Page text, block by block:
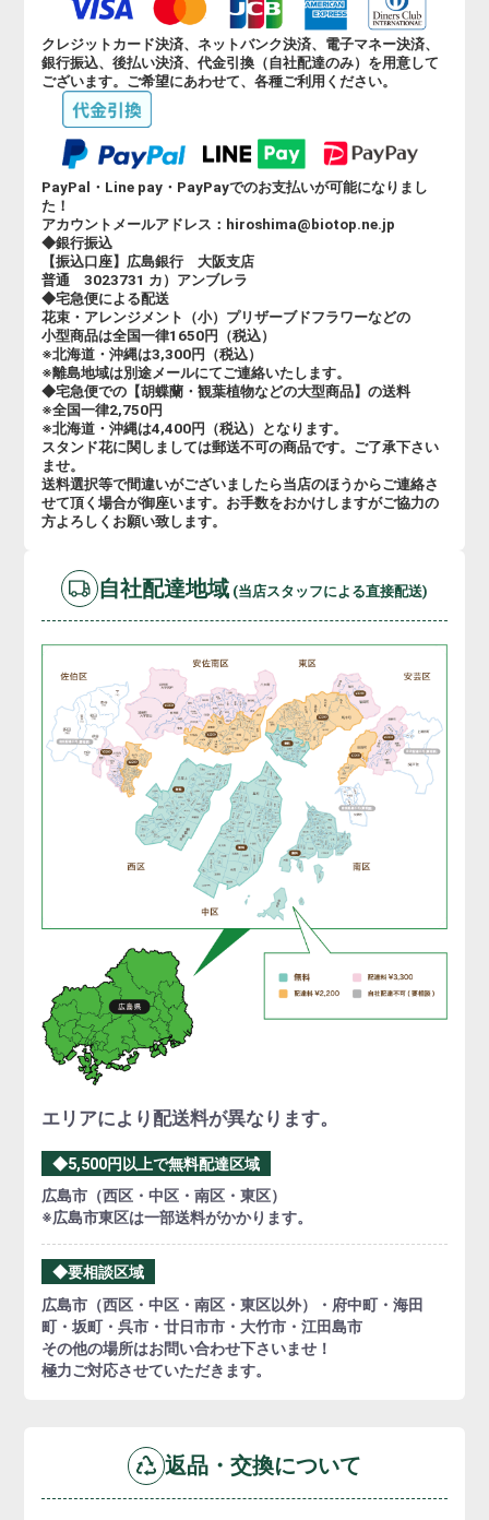
クレジットカード決済、ネットバンク決済、電子マネー決済、
銀行振込、後払い決済、代金引換（自社配達のみ）を用意して
ございます。ご希望にあわせて、各種ご利用ください。
PayPal・Line pay・PayPayでのお支払いが可能になりまし
た！
アカウントメールアドレス：hiroshima@biotop.ne.jp
◆銀行振込
【振込口座】広島銀行 大阪支店
普通 3023731 カ）アンブレラ
◆宅急便による配送
花束・アレンジメント（小）プリザーブドフラワーなどの
小型商品は全国一律1650円（税込）
※北海道・沖縄は3,300円（税込）
※離島地域は別途メールにてご連絡いたします。
◆宅急便での【胡蝶蘭・観葉植物などの大型商品】の送料
※全国一律2,750円
※北海道・沖縄は4,400円（税込）となります。
スタンド花に関しましては郵送不可の商品です。ご了承下さい
ませ。
送料選択等で間違いがございましたら当店のほうからご連絡さ
せて頂く場合が御座います。お手数をおかけしますがご協力の
方よろしくお願い致します。
自社配達地域 (当店スタッフによる直接配送)
エリアにより配送料が異なります。
◆5,500円以上で無料配達区域
広島市（西区・中区・南区・東区）
※広島市東区は一部送料がかかります。
◆要相談区域
広島市（西区・中区・南区・東区以外）・府中町・海田
町・坂町・呉市・廿日市市・大竹市・江田島市
その他の場所はお問い合わせ下さいませ！
極力ご対応させていただきます。
返品・交換について